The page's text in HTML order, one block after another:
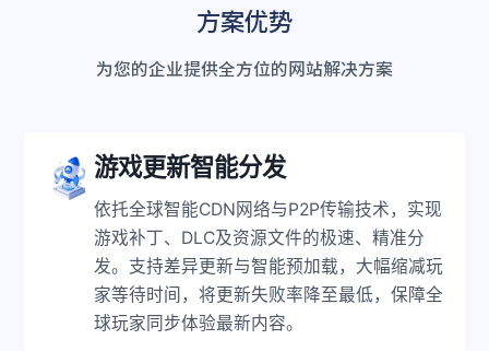
方案优势
为您的企业提供全方位的网站解决方案
游戏更新智能分发
依托全球智能CDN网络与P2P传输技术，实现
游戏补丁、DLC及资源文件的极速、精准分
发。支持差异更新与智能预加载，大幅缩减玩
家等待时间，将更新失败率降至最低，保障全
球玩家同步体验最新内容。